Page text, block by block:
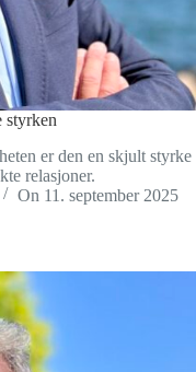
styrken
er den en skjult styrke
relasjoner.
On 11. september 2025